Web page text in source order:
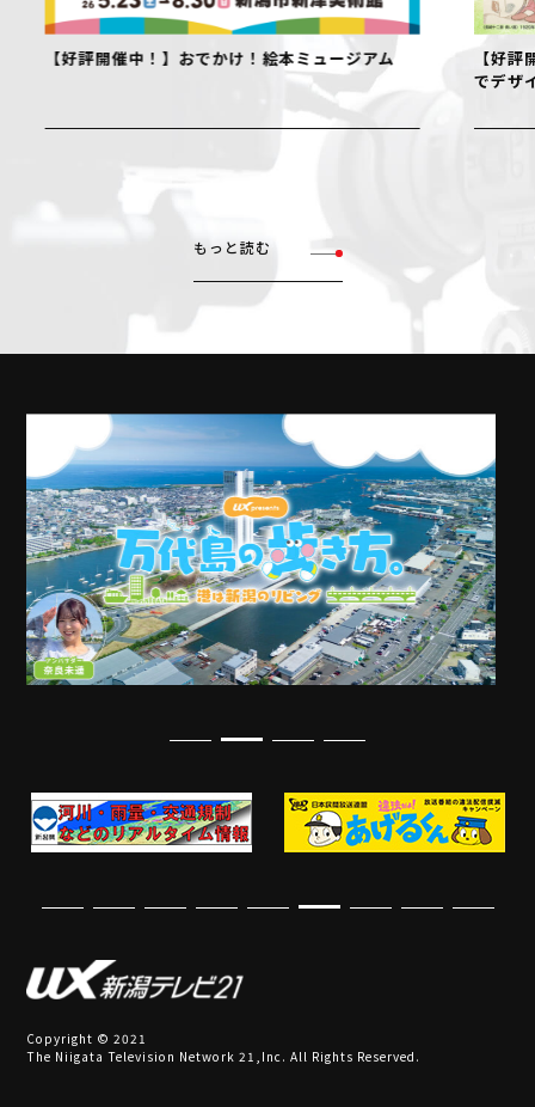
【好評開催中！】おでかけ！絵本ミュージアム
【好評
でデザ
もっと読む
Copyright © 2021
The Niigata Television Network 21,Inc. All Rights Reserved.